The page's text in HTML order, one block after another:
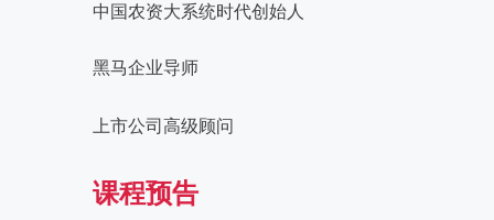
中国农资大系统时代创始人
黑马企业导师
上市公司高级顾问
课程预告